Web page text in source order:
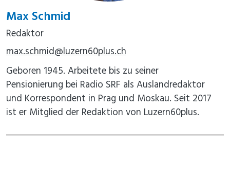
Max Schmid
Redaktor
max.schmid@luzern60plus.ch
Geboren 1945. Arbeitete bis zu seiner
Pensionierung bei Radio SRF als Auslandredaktor
und Korrespondent in Prag und Moskau. Seit 2017
ist er Mitglied der Redaktion von Luzern60plus.